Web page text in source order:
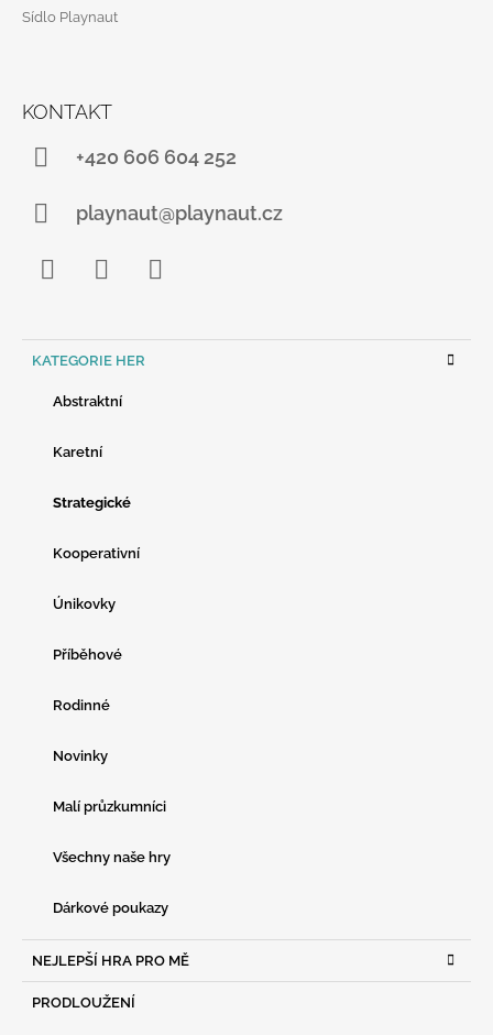
Sídlo Playnaut
KONTAKT
+420 606 604 252
playnaut@playnaut.cz
K
AKATEGORIE HER
Abstraktní
Karetní
Strategické
Kooperativní
Únikovky
Příběhové
Rodinné
Novinky
Malí průzkumníci
Všechny naše hry
Dárkové poukazy
NEJLEPŠÍ HRA PRO MĚ
PRODLOUŽENÍ